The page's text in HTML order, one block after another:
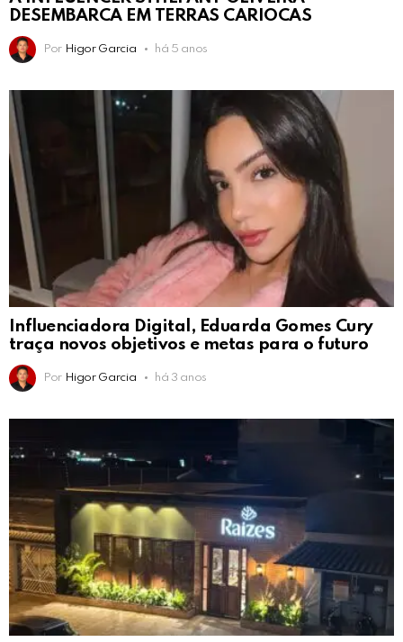
DESEMBARCA EM TERRAS CARIOCAS
Por Higor Garcia há 5 anos
Influenciadora Digital, Eduarda Gomes Cury
traça novos objetivos e metas para o futuro
Por Higor Garcia há 3 anos